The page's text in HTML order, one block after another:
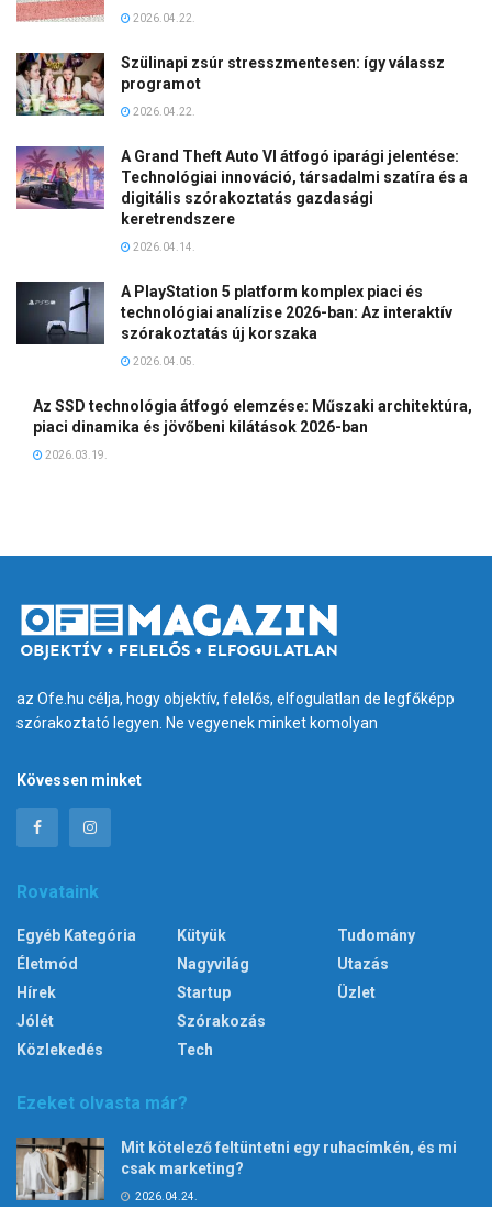
2026.04.22.
Szülinapi zsúr stresszmentesen: így válassz
programot
2026.04.22.
A Grand Theft Auto VI átfogó iparági jelentése:
Technológiai innováció, társadalmi szatíra és a
digitális szórakoztatás gazdasági
keretrendszere
2026.04.14.
A PlayStation 5 platform komplex piaci és
technológiai analízise 2026-ban: Az interaktív
szórakoztatás új korszaka
2026.04.05.
Az SSD technológia átfogó elemzése: Műszaki architektúra,
piaci dinamika és jövőbeni kilátások 2026-ban
2026.03.19.
az Ofe.hu célja, hogy objektív, felelős, elfogulatlan de legfőképp
szórakoztató legyen. Ne vegyenek minket komolyan
Kövessen minket
Rovataink
Egyéb Kategória
Életmód
Hírek
Jólét
Közlekedés
Kütyük
Nagyvilág
Startup
Szórakozás
Tech
Tudomány
Utazás
Üzlet
Ezeket olvasta már?
Mit kötelező feltüntetni egy ruhacímkén, és mi
csak marketing?
2026.04.24.